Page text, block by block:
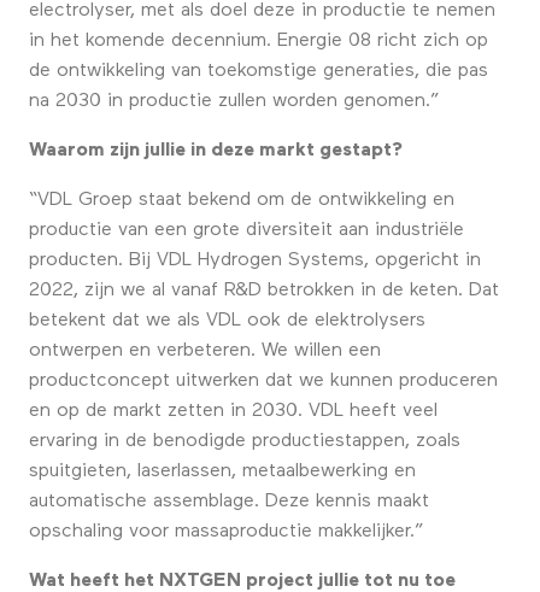
electrolyser, met als doel deze in productie te nemen
in het komende decennium. Energie 08 richt zich op
de ontwikkeling van toekomstige generaties, die pas
na 2030 in productie zullen worden genomen.”
Waarom zijn jullie in deze markt gestapt?
“VDL Groep staat bekend om de ontwikkeling en
productie van een grote diversiteit aan industriële
producten. Bij VDL Hydrogen Systems, opgericht in
2022, zijn we al vanaf R&D betrokken in de keten. Dat
betekent dat we als VDL ook de elektrolysers
ontwerpen en verbeteren. We willen een
productconcept uitwerken dat we kunnen produceren
en op de markt zetten in 2030. VDL heeft veel
ervaring in de benodigde productiestappen, zoals
spuitgieten, laserlassen, metaalbewerking en
automatische assemblage. Deze kennis maakt
opschaling voor massaproductie makkelijker.”
Wat heeft het NXTGEN project jullie tot nu toe